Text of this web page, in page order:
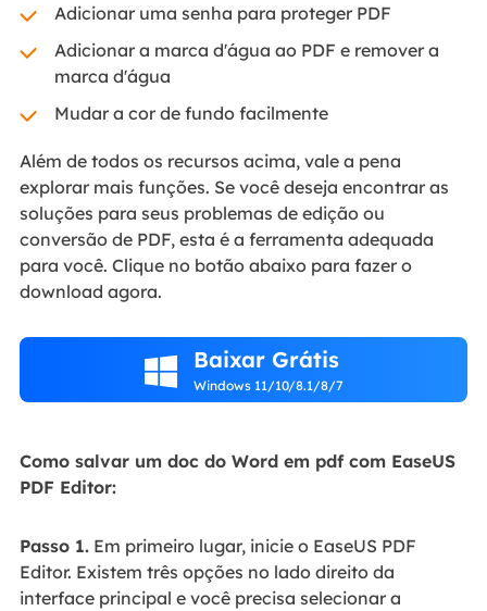
Adicionar uma senha para proteger PDF
Adicionar a marca d'água ao PDF e remover a
marca d'água
Mudar a cor de fundo facilmente
Além de todos os recursos acima, vale a pena
explorar mais funções. Se você deseja encontrar as
soluções para seus problemas de edição ou
conversão de PDF, esta é a ferramenta adequada
para você. Clique no botão abaixo para fazer o
download agora.
 Baixar Grátis
Windows 11/10/8.1/8/7
Como salvar um doc do Word em pdf com EaseUS
PDF Editor:
Passo 1.Em primeiro lugar, inicie o EaseUS PDF
Editor. Existem três opções no lado direito da
interface principal e você precisa selecionar a